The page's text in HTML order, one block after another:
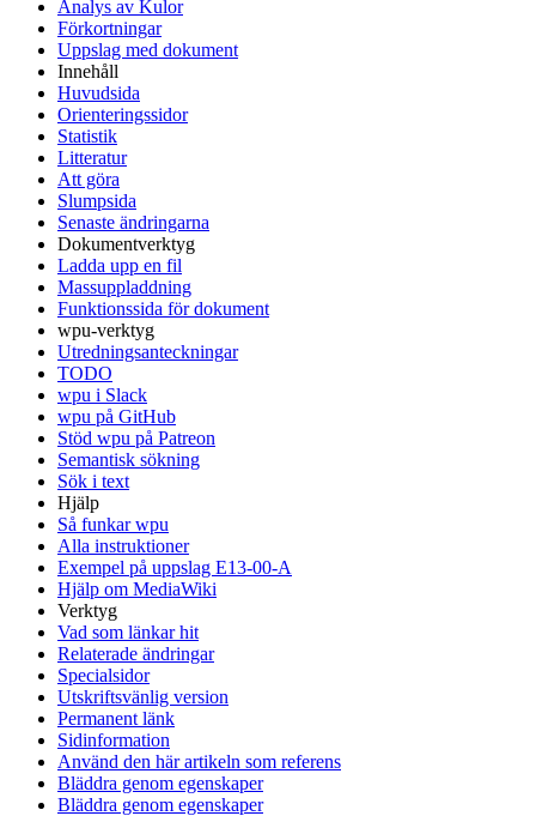
Analys av Kulor
Förkortningar
Uppslag med dokument
Innehåll
Huvudsida
Orienteringssidor
Statistik
Litteratur
Att göra
Slumpsida
Senaste ändringarna
Dokumentverktyg
Ladda upp en fil
Massuppladdning
Funktionssida för dokument
wpu-verktyg
Utredningsanteckningar
TODO
wpu i Slack
wpu på GitHub
Stöd wpu på Patreon
Semantisk sökning
Sök i text
Hjälp
Så funkar wpu
Alla instruktioner
Exempel på uppslag E13-00-A
Hjälp om MediaWiki
Verktyg
Vad som länkar hit
Relaterade ändringar
Specialsidor
Utskriftsvänlig version
Permanent länk
Sidinformation
Använd den här artikeln som referens
Bläddra genom egenskaper
Bläddra genom egenskaper